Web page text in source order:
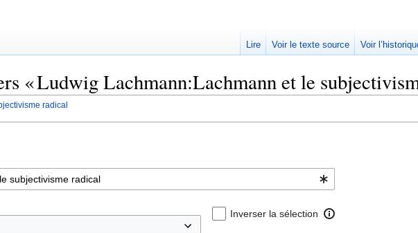
« Ludwig Lachmann:Lachmann et le
radical
Inverser la sélection
Lire Voir le texte source Voir